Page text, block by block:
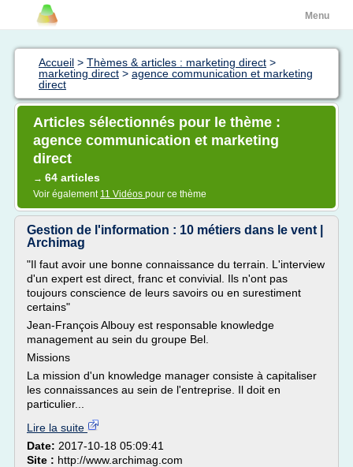
Menu
Accueil > Thèmes & articles : marketing direct >
marketing direct > agence communication et marketing
direct
Articles sélectionnés pour le thème :
agence communication et marketing
direct
→ 64 articles
Voir également 11 Vidéos pour ce thème
Gestion de l'information : 10 métiers dans le vent |
Archimag
"Il faut avoir une bonne connaissance du terrain. L'interview
d'un expert est direct, franc et convivial. Ils n'ont pas
toujours conscience de leurs savoirs ou en surestiment
certains"
Jean-François Albouy est responsable knowledge
management au sein du groupe Bel.
Missions
La mission d'un knowledge manager consiste à capitaliser
les connaissances au sein de l'entreprise. Il doit en
particulier...
Lire la suite
Date: 2017-10-18 05:09:41
Site : http://www.archimag.com